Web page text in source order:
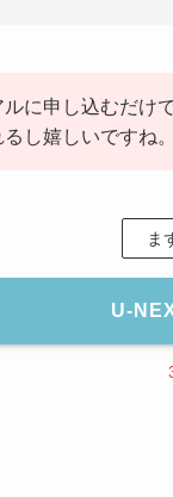
に申し込むだけ
し嬉しいですね。
ま
U-